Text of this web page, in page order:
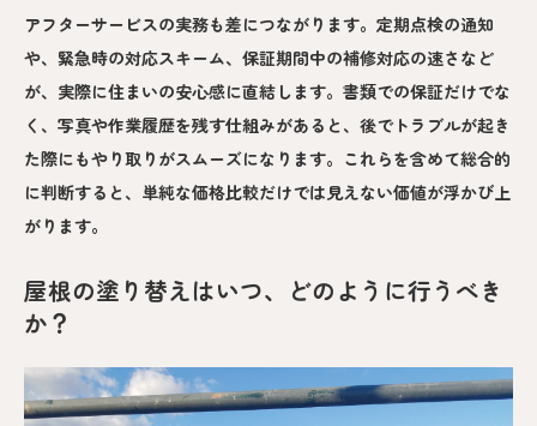
アフターサービスの実務も差につながります。定期点検の通知
や、緊急時の対応スキーム、保証期間中の補修対応の速さなど
が、実際に住まいの安心感に直結します。書類での保証だけでな
く、写真や作業履歴を残す仕組みがあると、後でトラブルが起き
た際にもやり取りがスムーズになります。これらを含めて総合的
に判断すると、単純な価格比較だけでは見えない価値が浮かび上
がります。
屋根の塗り替えはいつ、どのように行うべき
か？